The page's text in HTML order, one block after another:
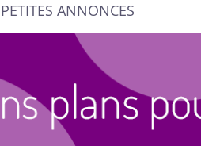
PETITES ANNONCES